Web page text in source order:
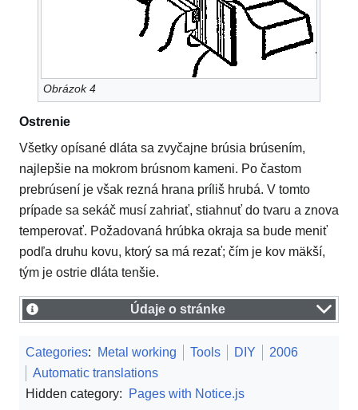
Obrázok 4
Ostrenie
Všetky opísané dláta sa zvyčajne brúsia brúsením,
najlepšie na mokrom brúsnom kameni. Po častom
prebrúsení je však rezná hrana príliš hrubá. V tomto
prípade sa sekáč musí zahriať, stiahnuť do tvaru a znova
temperovať. Požadovaná hrúbka okraja sa bude meniť
podľa druhu kovu, ktorý sa má rezať; čím je kov mäkší,
tým je ostrie dláta tenšie.
Údaje o stránke
Categories: Metal working Tools DIY
2006
Automatic translations
Hidden category:
Pages with Notice.js